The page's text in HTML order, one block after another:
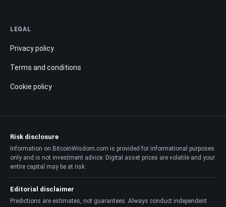
LEGAL
Privacy policy
Terms and conditions
Cookie policy
Risk disclosure
Information on BitcoinWisdom.com is provided for informational purposes
only and is not investment advice. Digital asset prices are volatile and your
entire capital may be at risk.
Editorial disclaimer
Predictions are estimates, not guarantees. Always conduct independent